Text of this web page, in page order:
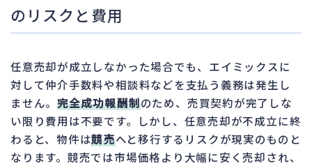
のリスクと費用
任意売却が成立しなかった場合でも、エイミックスに
対して仲介手数料や相談料などを支払う義務は発生し
ません。完全成功報酬制のため、売買契約が完了しな
い限り費用は不要です。しかし、任意売却が不成立に終
わると、物件は競売へと移行するリスクが現実のものと
なります。競売では市場価格より大幅に安く売却され、